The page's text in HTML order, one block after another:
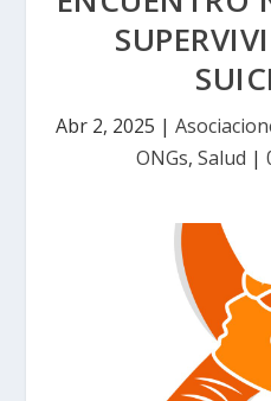
Abr 2, 2025 |
ONGs, Salud |